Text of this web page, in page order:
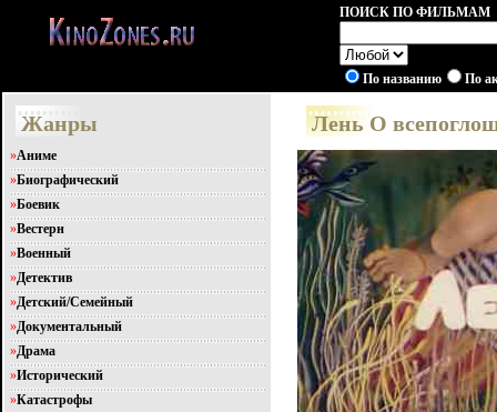
ПОИСК ПО ФИЛЬМАМ
По названию По
Жанры
»Аниме
»Биографический
»Боевик
»Вестерн
»Военный
»Детектив
»Детский/Семейный
»Документальный
»Драма
»Исторический
»Катастрофы
Лень О